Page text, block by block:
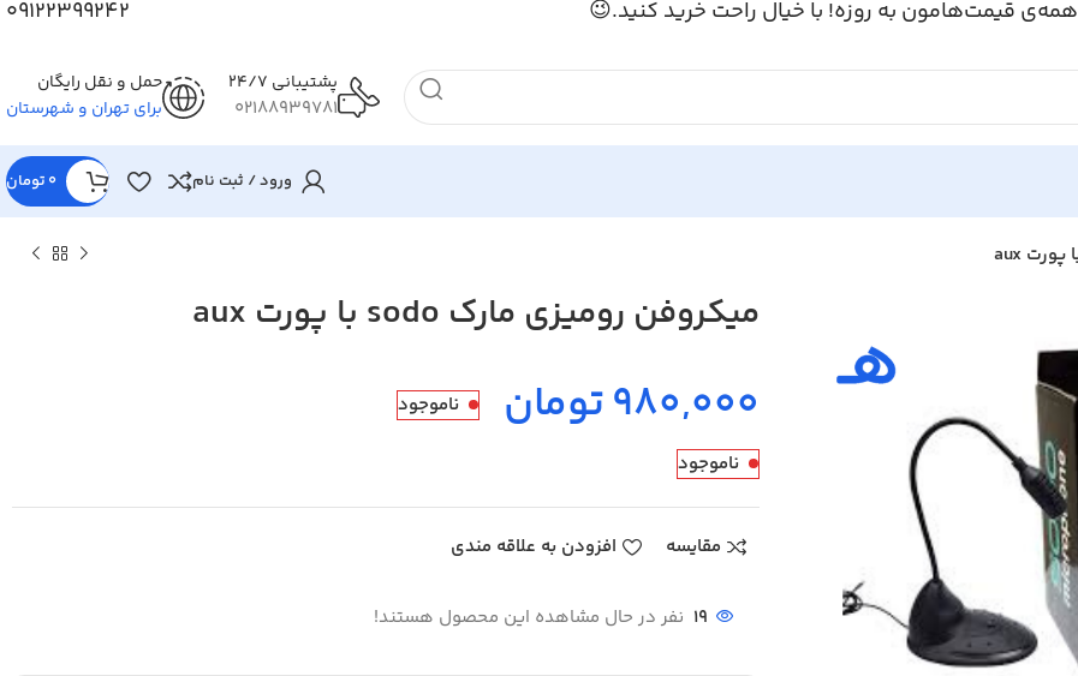
همه‌ی قیمت‌هامون به روزه! با خیال راحت خرید کنید.😉 09122399242
پشتیبانی 24/7
02188939781
حمل و نقل رایگان
برای تهران و شهرستان
ورود / ثبت نام 0 تومان
میکروفن رومیزی مارک sodo با پورت aux
تومان ناموجود
ناموجود
مقایسه افزودن به علاقه مندی
19 نفر در حال مشاهده این محصول هستند!